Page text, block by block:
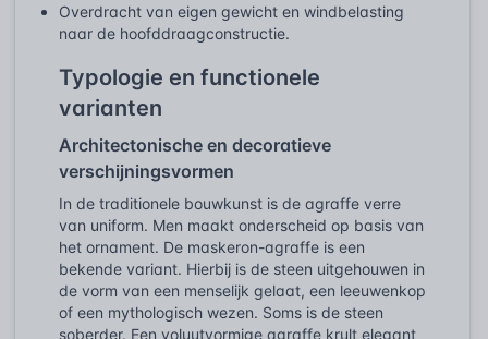
Overdracht van eigen gewicht en windbelasting
naar de hoofddraagconstructie.
Typologie en functionele
varianten
Architectonische en decoratieve
verschijningsvormen
In de traditionele bouwkunst is de agraffe verre
van uniform. Men maakt onderscheid op basis van
het ornament. De maskeron-agraffe is een
bekende variant. Hierbij is de steen uitgehouwen in
de vorm van een menselijk gelaat, een leeuwenkop
of een mythologisch wezen. Soms is de steen
soberder. Een voluutvormige agraffe krult elegant